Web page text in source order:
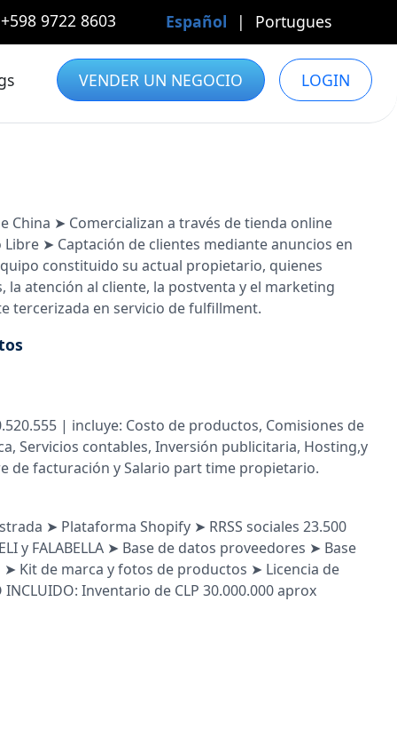
+598 9722 8603 Español | Portugues
VENDER UN NEGOCIO LOGIN
China ➤ Comercializan a través de tienda online
Libre ➤ Captación de clientes mediante anuncios en
constituido su actual propietario, quienes
la atención al cliente, la postventa y el marketing
tercerizada en servicio de fulfillment.
| incluye: Costo de productos, Comisiones de
Servicios contables, Inversión publicitaria, Hosting,y
de facturación y Salario part time propietario.
➤ Plataforma Shopify ➤ RRSS sociales 23.500
y FALABELLA ➤ Base de datos proveedores ➤ Base
➤ Kit de marca y fotos de productos ➤ Licencia de
Inventario de CLP 30.000.000 aprox